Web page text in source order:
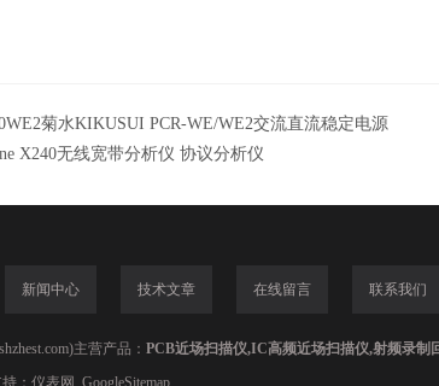
菊水KIKUSUI PCR-WE/WE2交流直流稳定电源
X240无线宽带分析仪 协议分析仪
新闻中心 技术文章 在线留言 联系我们
主营产品： PCB近场扫描仪,IC高频近场扫描仪,射频录制
： 仪表网 GoogleSitemap